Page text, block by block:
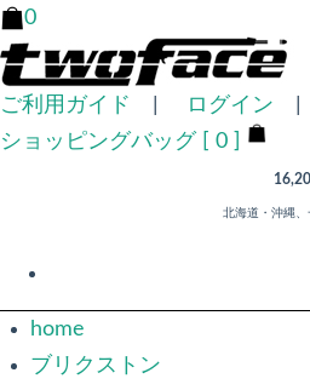
0
ご利用ガイド ログイン
ショッピングバッグ [ 0 ]
北海道・沖縄、
home
ブリクストン